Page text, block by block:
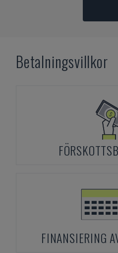
Betalningsvillkor
FINANSIERING